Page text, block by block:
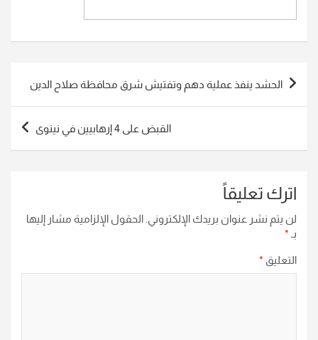
تصفّح
المقالات
الحشد ينفذ عملية دهم وتفتيش شرق محافظة صلاح الدين
القبض على 4 إرهابيين في نينوى
اترك تعليقاً
لن يتم نشر عنوان بريدك الإلكتروني. الحقول الإلزامية مشار إليها
بـ *
التعليق *